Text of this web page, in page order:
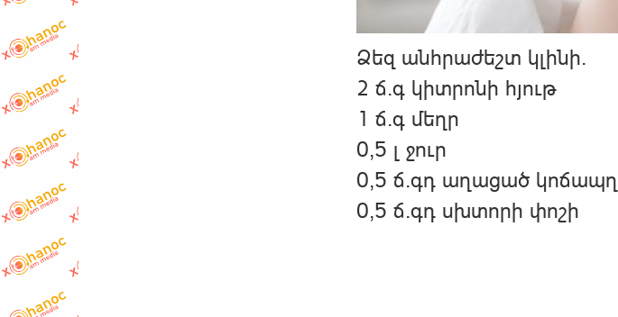
Ձեզ անհրաժեշտ կլինի.
2 ճ.գ կիտրոնի հյութ
1 ճ.գ մեղր
0,5 լ ջուր
0,5 ճ.գդ աղացած
0,5 ճ.գդ սխտորի փոշի